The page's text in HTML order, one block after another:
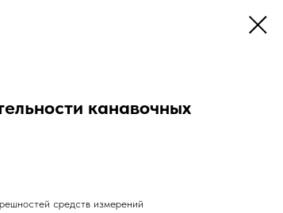
канавочных
средств измерений